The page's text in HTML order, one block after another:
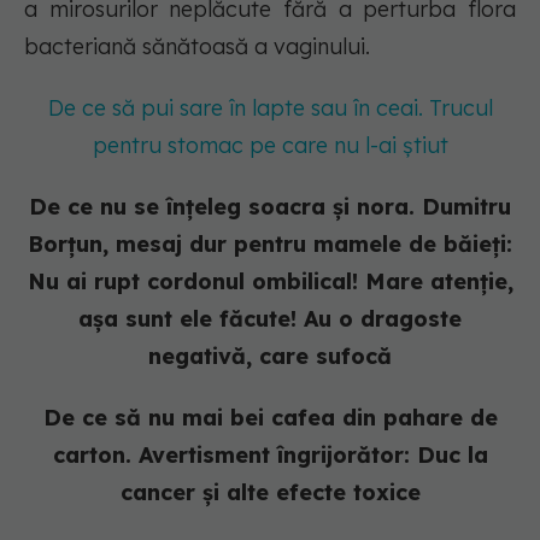
a mirosurilor neplăcute fără a perturba flora
bacteriană sănătoasă a vaginului.
De ce să pui sare în lapte sau în ceai. Trucul
pentru stomac pe care nu l-ai știut
De ce nu se înțeleg soacra și nora. Dumitru
Borțun, mesaj dur pentru mamele de băieți:
Nu ai rupt cordonul ombilical! Mare atenție,
așa sunt ele făcute! Au o dragoste
negativă, care sufocă
De ce să nu mai bei cafea din pahare de
carton. Avertisment îngrijorător: Duc la
cancer și alte efecte toxice